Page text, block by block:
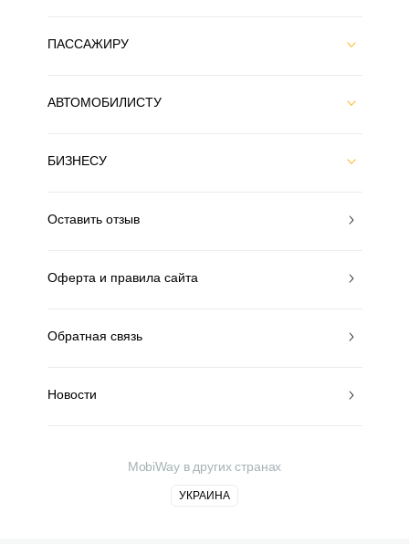
ПАССАЖИРУ
АВТОМОБИЛИСТУ
БИЗНЕСУ
Оставить отзыв
Оферта и правила сайта
Обратная связь
Новости
MobiWay в других странах
УКРАИНА